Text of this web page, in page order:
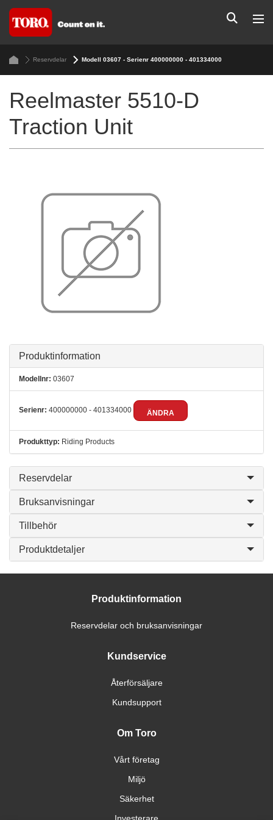
Reservdelar Modell 03607 - Serienr 400000000 - 401334000
Reelmaster 5510-D
Traction Unit
Produktinformation
Modellnr: 03607
Serienr: 400000000 - 401334000 ÄNDRA
Produkttyp: Riding Products
Reservdelar
Bruksanvisningar
Tillbehör
Produktdetaljer
Produktinformation
Reservdelar och bruksanvisningar
Kundservice
Återförsäljare
Kundsupport
Om Toro
Vårt företag
Miljö
Säkerhet